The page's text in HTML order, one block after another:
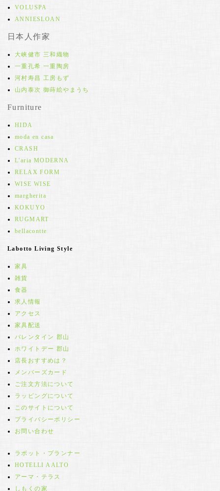
VOLUSPA
ANNIESLOAN
日本人作家
大峡健市 三和織物
一重孔希 一重陶房
河村寿昌 工房もず
山内泰次 御蒔絵やまうち
Furniture
HIDA
moda en casa
CRASH
L'aria MODERNA
RELAX FORM
WISE WISE
margherita
KOKUYO
RUGMART
bellacontte
Labotto Living Style
家具
雑貨
食器
求人情報
アクセス
家具配送
バレンタイン 郡山
ホワイトデー 郡山
店長おすすめは？
メンバーズカード
ご注文方法について
ラッピングについて
このサイトについて
プライバシーポリシー
お問い合わせ
ラボット・プランナー
HOTELLI AALTO
アーマ・テラス
しもくの家